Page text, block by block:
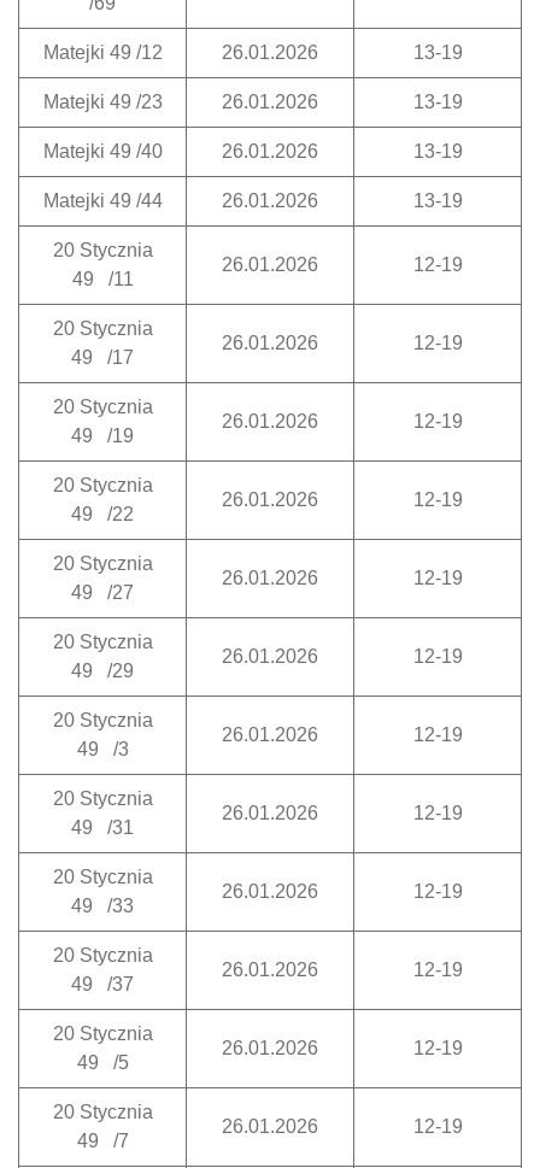
Matejki 49 /12 26.01.2026 13-19
Matejki 49 /23 26.01.2026 13-19
Matejki 49 /40 26.01.2026 13-19
Matejki 49 /44 26.01.2026 13-19
20 Stycznia
49 /11
26.01.2026 12-19
20 Stycznia
49 /17
26.01.2026 12-19
20 Stycznia
49 /19
26.01.2026 12-19
20 Stycznia
49 /22
26.01.2026 12-19
20 Stycznia
49 /27
26.01.2026 12-19
20 Stycznia
49 /29
26.01.2026 12-19
20 Stycznia
49 /3
26.01.2026 12-19
20 Stycznia
49 /31
26.01.2026 12-19
20 Stycznia
49 /33
26.01.2026 12-19
20 Stycznia
49 /37
26.01.2026 12-19
20 Stycznia
49 /5
26.01.2026 12-19
20 Stycznia
49 /7
26.01.2026 12-19